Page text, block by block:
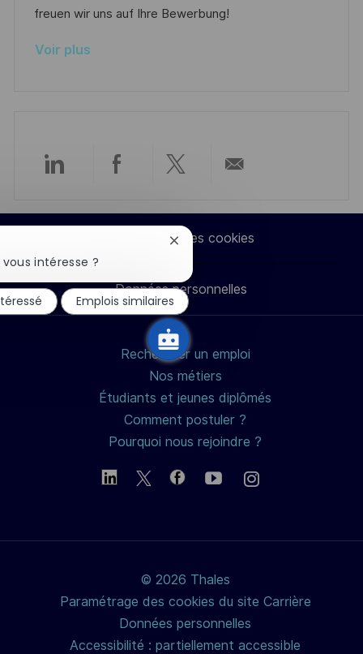
a
f
c
r
freuen wir uns auf Ihre Bewerbung!
Voir plus
Partager
via
LinkedIn
Partager
via
Facebook
Partager
via
twitter
par
e-
mail
Paramètres des cookies
Données personnelles
Rechercher un emploi
Nos métiers
Étudiants et jeunes diplômés
Comment postuler ?
Pourquoi nous rejoindre ?
© 2026 Thales
Paramétrage des cookies du site Carrière
Données personnelles
Accessibilité : partiellement accessible
intéresse ?
Fermer
notification
du
chatbot
Emplois similaires